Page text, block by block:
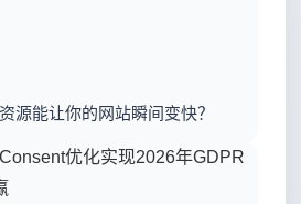
源能让你的网站瞬间变快？